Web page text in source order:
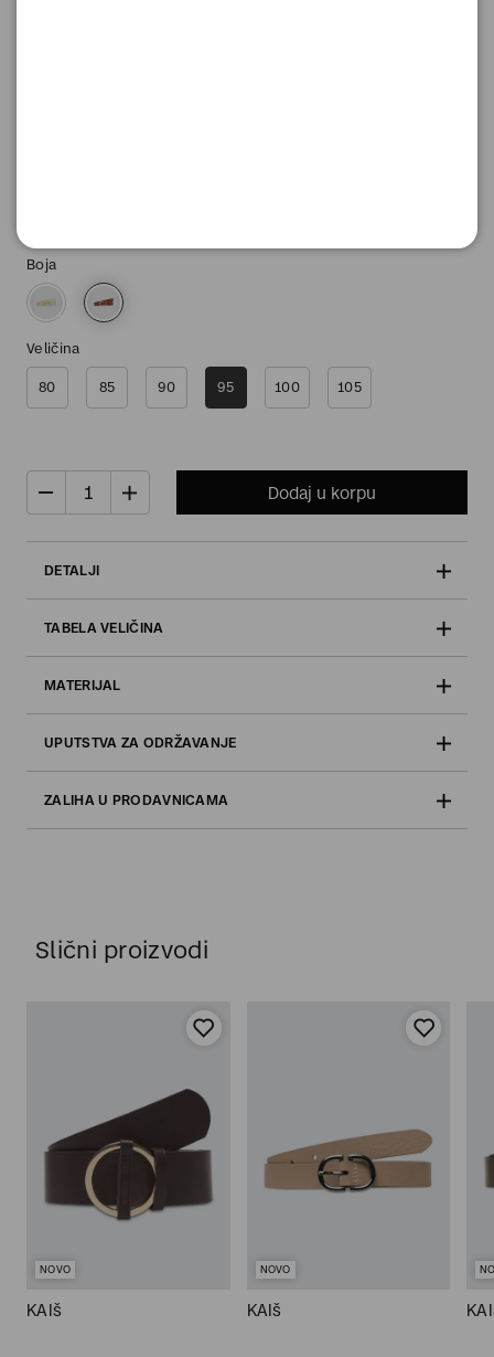
Boja
Veličina
80 85 90 95 100 105
Dodaj u korpu
DETALJI
TABELA VELIČINA
MATERIJAL
UPUTSTVA ZA ODRŽAVANJE
ZALIHA U PRODAVNICAMA
Slični proizvodi
NOVO
KAIš
NOVO
KAIš